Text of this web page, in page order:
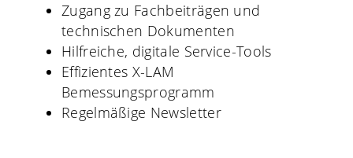
Zugang zu Fachbeiträgen und
technischen Dokumenten
Hilfreiche, digitale Service-Tools
Effizientes X-LAM
Bemessungsprogramm
Regelmäßige Newsletter